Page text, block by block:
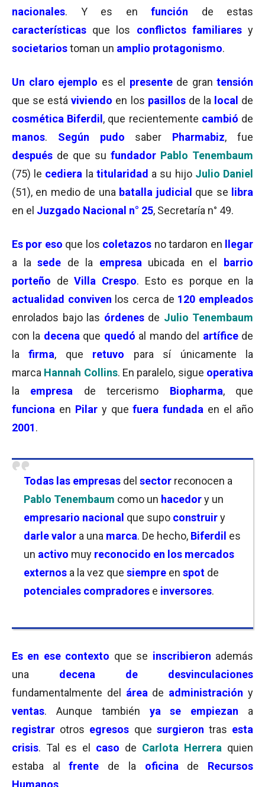
nacionales. Y es en función
de estas
características que los conflictos familiaresy
societariostoman un amplio protagonismo.
Un claro ejemplo es el presente de gran tensión
que se estáviviendo en los pasillos de la local de
cosmética Biferdil , que recientemente cambió de
manos. Según pudo saber Pharmabiz, fue
después de que su fundador Pablo Tenembaum
(75) le cediera la titularidad a su hijo Julio Daniel
(51), en medio de una batalla judicial que se libra
en el Juzgado Nacional n° 25, Secretaría n° 49.
Es por eso que los coletazos no tardaron en
llegar
a lasede de la empresa ubicada en el
barrio
porteño deVilla Crespo. Esto es porque en la
actualidad conviven los cerca de 120 empleados
enrolados bajo las órdenes de Julio Tenembaum
con la decena que quedó al mando del artífice de
lafirma, que retuvo
para sí únicamente la
marca Hannah Collins. En paralelo, sigue operativa
la empresa de tercerismo Biopharma, que
funciona en Pilar y quefuera fundada en el año
2001.
Todas las empresas del sector reconocen a
Pablo Tenembaum como un hacedory un
empresario nacional que supo construiry
darle valor a una marca. De hecho, Biferdil es
un activo muy reconocido en los mercados
externos a la vez que siempre en spot de
potenciales compradores e inversores.
Es en ese contexto que se inscribieron además
una decena de desvinculaciones
fundamentalmente del área de administración y
ventas. Aunque también ya se empiezan a
registrar otros egresos que surgieron tras esta
crisis. Tal es el caso de Carlota Herrera quien
estaba alfrente de la oficina de Recursos
Humanos